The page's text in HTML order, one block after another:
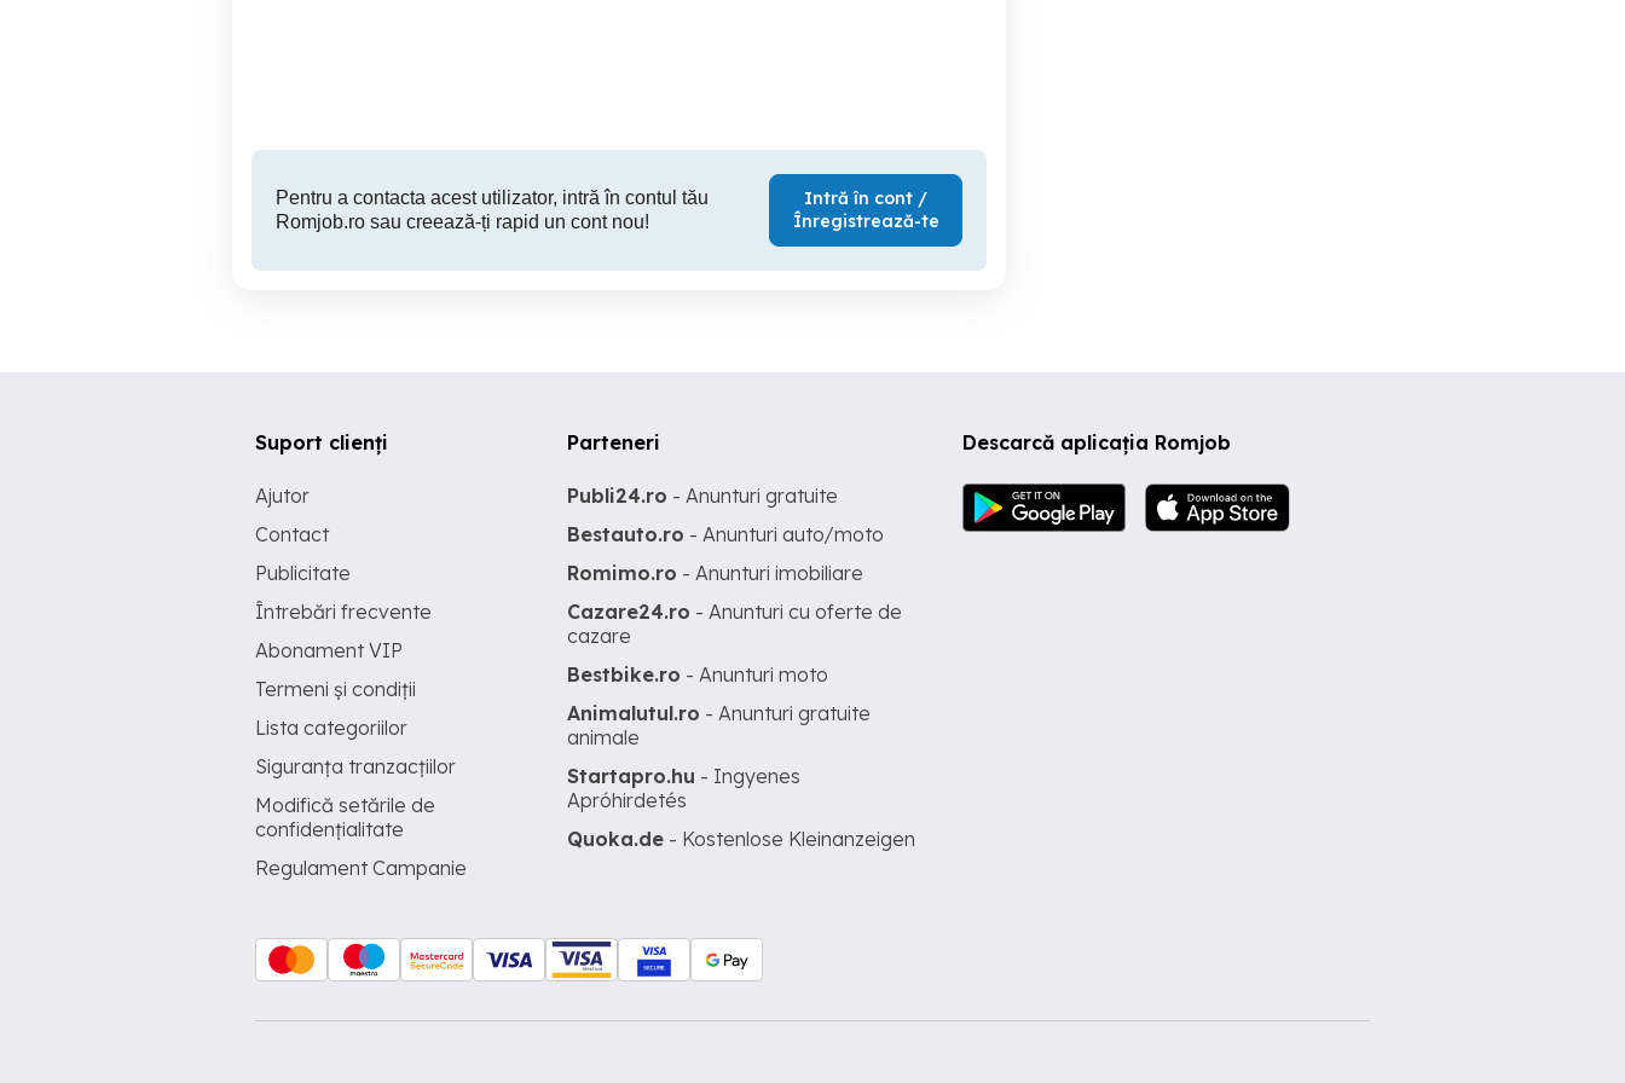
Pentru a contacta acest utilizator, intră în contul tău
Romjob.ro sau creează-ți rapid un cont nou!
Intră în cont /
Înregistrează-te
Descarcă aplicația Romjob
Suport clienți
Ajutor
Contact
Publicitate
Întrebări frecvente
Abonament VIP
Termeni și condiții
Lista categoriilor
Siguranța tranzacțiilor
Modifică setările de
confidențialitate
Regulament Campanie
Parteneri
Publi24.ro - Anunturi gratuite
Bestauto.ro - Anunturi auto/moto
Romimo.ro - Anunturi imobiliare
Cazare24.ro - Anunturi cu oferte de
cazare
Bestbike.ro - Anunturi moto
Animalutul.ro - Anunturi gratuite
animale
Startapro.hu - Ingyenes
Apróhirdetés
Quoka.de - Kostenlose Kleinanzeigen